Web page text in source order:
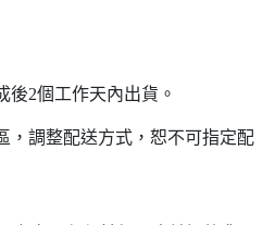
2個工作天內出貨。
，調整配送方式，恕不可指定配